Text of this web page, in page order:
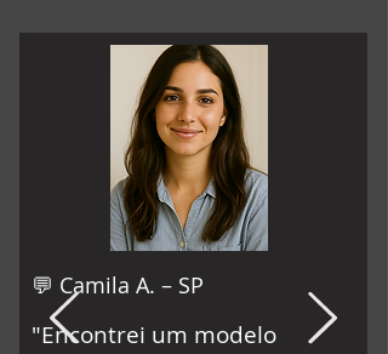
💬 Camila A. – SP
"Encontrei um modelo